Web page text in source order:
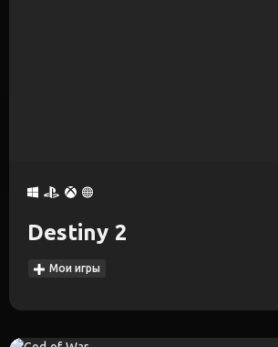
Destiny 2
Мои игры